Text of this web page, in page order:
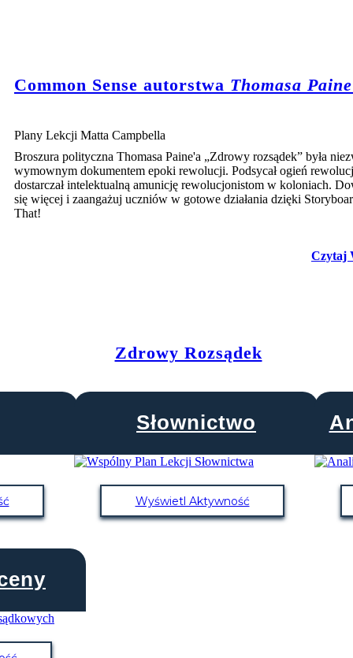
Common Sense autorstwa Thomasa
Plany Lekcji Matta Campbella
Broszura polityczna Thomasa Paine'a „Zdrowy rozsądek” była
wymownym dokumentem epoki rewolucji. Podsycał ogień
dostarczał intelektualną amunicję rewolucjonistom w koloniach.
się więcej i zaangażuj uczniów w gotowe działania dzięki
That!
Czytaj
Zdrowy Rozsądek
Słownictwo
Wyświetl Aktywność